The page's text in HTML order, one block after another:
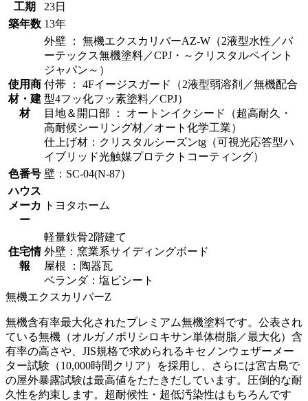
工期
23日
築年数 13年
使用商
材・建
材
外壁 ： 無機エクスカリバーAZ-W（2液型水性／バ
ーテックス無機塗料／CPJ・～クリスタルペイント
ジャパン～）
付帯 ： 4Fイージスガード（2液型弱溶剤／無機配合
型4フッ化フッ素塗料／CPJ）
目地＆開口部 ： オートンイクシード（超高耐久・
高耐候シーリング材／オート化学工業）
仕上げ材：クリスタルシーズンtg（可視光応答型ハ
イブリッド光触媒プロテクトコーティング）
色番号 壁：SC-04(N-87）
ハウス
メーカ
ー
トヨタホーム
住宅情
報
軽量鉄骨2階建て
外壁：窯業系サイディングボード
屋根 ：陶器瓦
ベランダ：塩ビシート
無機エクスカリバーZ
無機含有率最大化されたプレミアム無機塗料です。公表され
ている無機（オルガノポリシロキサン単体樹脂／最大化）含
有率の高さや、JIS規格で求められるキセノンウェザーメー
ター試験（10,000時間クリア）を採用し、さらには宮古島で
の屋外暴露試験は最高値をたたきだしています。圧倒的な耐
久性を約束します。超耐候性・超低汚染性はもちろんです